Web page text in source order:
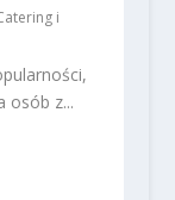
i
osób z...